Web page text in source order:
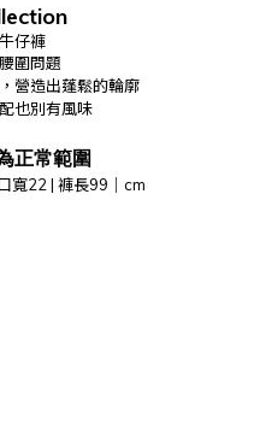
仔褲
圍問題
營造出蓬鬆的輪廓
也別有風味
正常範圍
寬22 | 褲長99 ｜cm